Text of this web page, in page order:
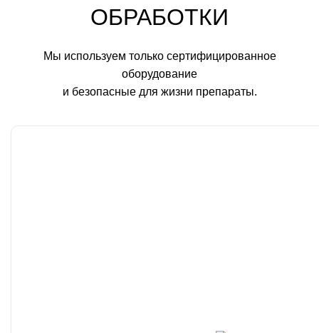
ОБРАБОТКИ
Мы используем только сертифицированное
оборудование
и безопасные для жизни препараты.